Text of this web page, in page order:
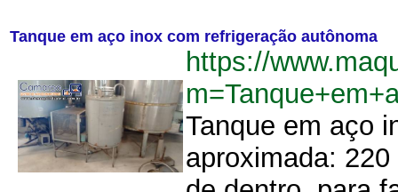
Tanque em aço inox com refrigeração autônoma
https://
Tanque em aço
aproximada: